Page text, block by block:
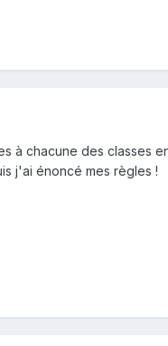
à chacune des classes
j'ai énoncé mes règles !